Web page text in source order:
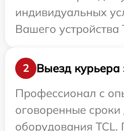
индивидуальных
Вашего устройства
2
Выезд курьера
Профессионал с
оговоренные
оборудования TCL.